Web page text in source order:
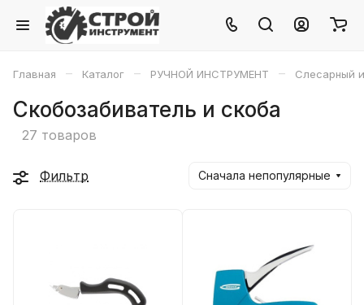
Главная – Каталог – РУЧНОЙ ИНСТРУМЕНТ – Слесарный
Скобозабиватель и скоба
27 товаров
Фильтр Сначала непопулярные